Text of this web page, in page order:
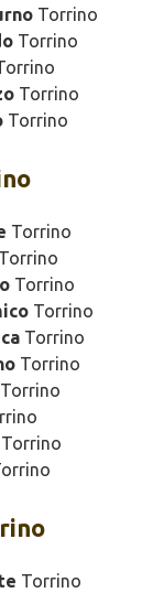
Torrino
Torrino
Torrino
Torrino
Torrino
Torrino
Torrino
Torrino
Torrino
Torrino
Torrino
Torrino
Torrino